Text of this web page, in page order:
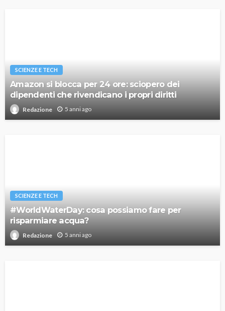
SCIENZE E TECH
Amazon si blocca per 24 ore: sciopero dei
dipendenti che rivendicano i propri diritti
Redazione 5 anni ago
SCIENZE E TECH
#WorldWaterDay: cosa possiamo fare per
risparmiare acqua?
Redazione 5 anni ago